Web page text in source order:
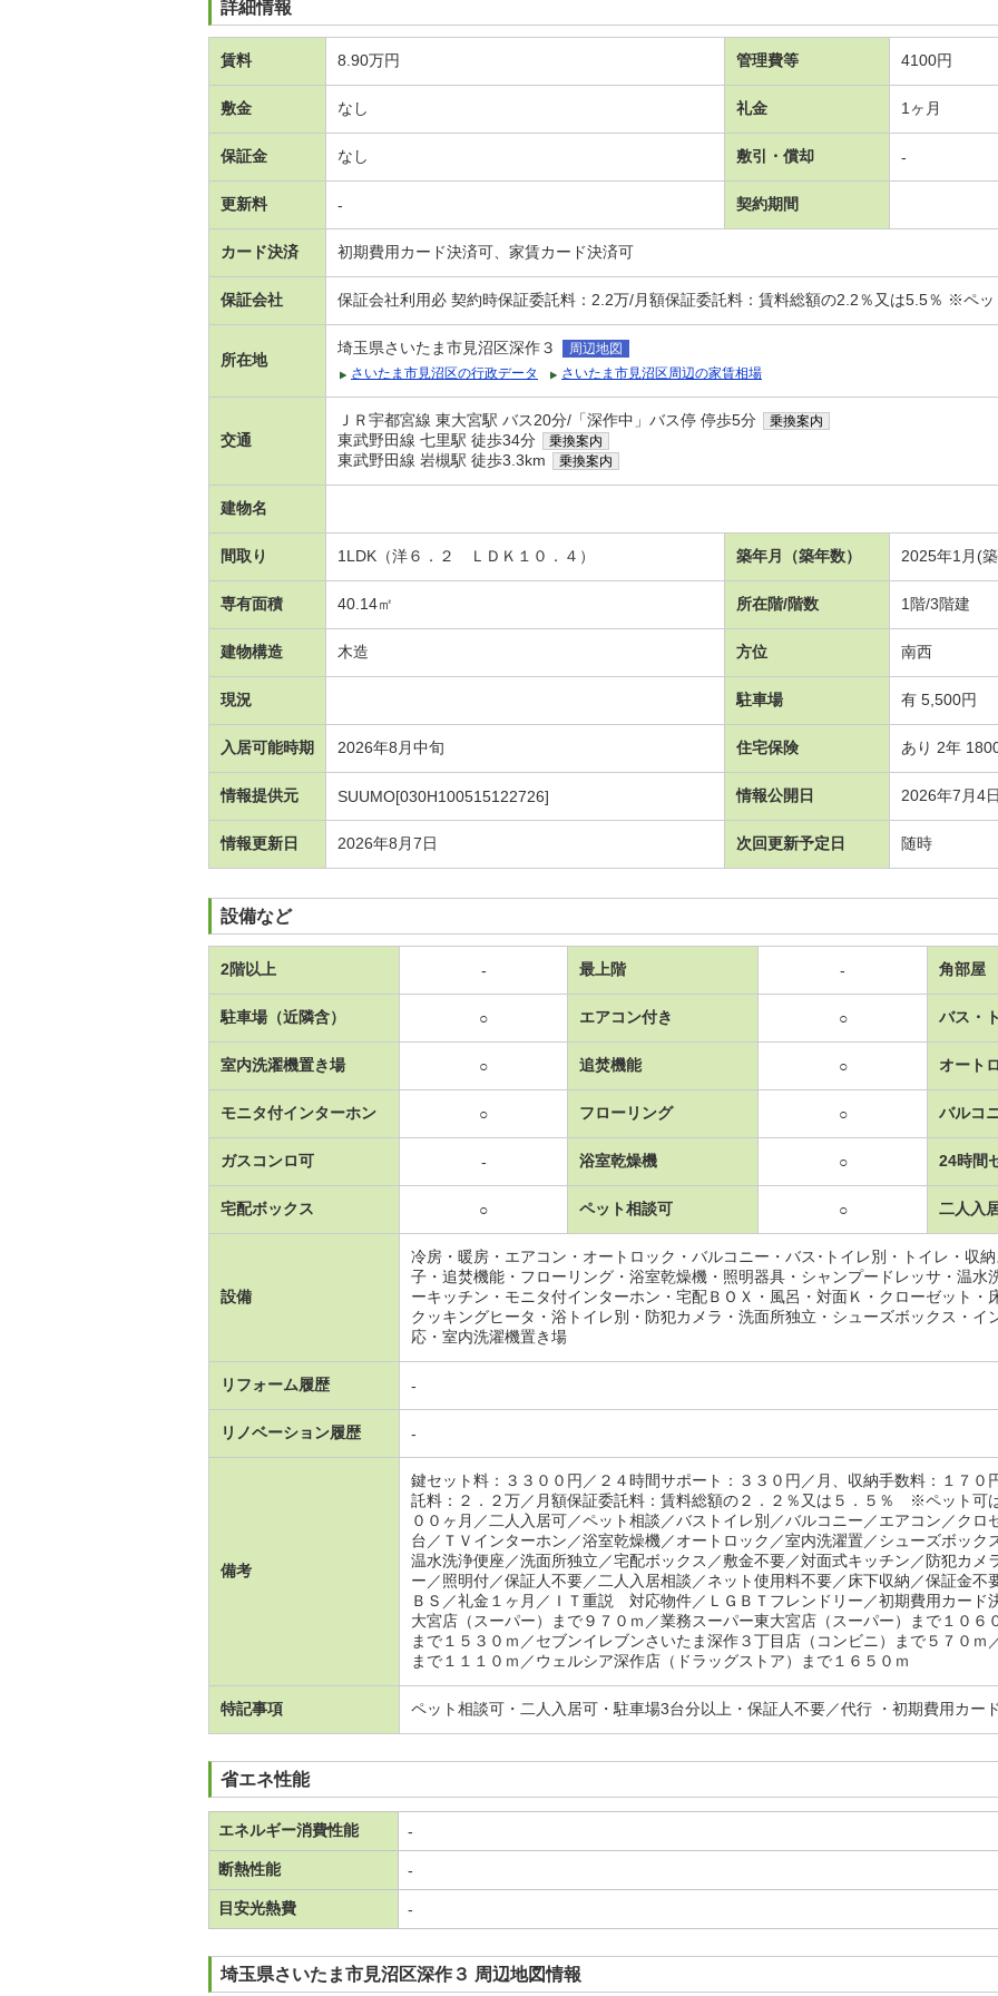
詳細情報
賃料 8.90万円 管理費等 4100円
敷金 なし 礼金 1ヶ月
保証金 なし 敷引・償却 -
更新料 - 契約期間
カード決済 初期費用カード決済可、家賃カード決済可
保証会社 保証会社利用必 契約時保証委託料：2.2万/月額保証委託料：賃料総額の2.2％又は5.5％ ※ペ
所在地
埼玉県さいたま市見沼区深作３
周辺地図
さいたま市見沼区の行政データ
さいたま市見沼区周辺の家賃相場
交通
ＪＲ宇都宮線 東大宮駅 バス20分/「深作中」バス停 停歩5分 乗換案内
東武野田線 七里駅 徒歩34分 乗換案内
東武野田線 岩槻駅 徒歩3.3km 乗換案内
建物名
間取り 1LDK（洋６．２ ＬＤＫ１０．４） 築年月（築年数） 2025年1月(
専有面積 40.14㎡ 所在階/階数 1階/3階建
建物構造 木造 方位 南西
現況 駐車場 有 5,500円
入居可能時期 2026年8月中旬 住宅保険 あり 2年
情報提供元 SUUMO[030H100515122726] 情報公開日 2026年7月4日
情報更新日 2026年8月7日 次回更新予定日 随時
設備など
2階以上 - 最上階 - 角部屋
駐車場（近隣含） ○ エアコン付き ○ バス・
室内洗濯機置き場 ○ 追焚機能 ○ オート
モニタ付インターホン ○ フローリング ○ バルコ
ガスコンロ可 - 浴室乾燥機 ○ 24時間
宅配ボックス ○ ペット相談可 ○ 二人入
設備
冷房・暖房・エアコン・オートロック・バルコニー・バス･トイレ別・トイレ・収
子・追焚機能・フローリング・浴室乾燥機・照明器具・シャンプードレッサ・温水
ーキッチン・モニタ付インターホン・宅配ＢＯＸ・風呂・対面Ｋ・クローゼット・
クッキングヒータ・浴トイレ別・防犯カメラ・洗面所独立・シューズボックス・イ
応・室内洗濯機置き場
リフォーム履歴 -
リノベーション履歴 -
備考
鍵セット料：３３００円／２４時間サポート：３３０円／月、収納手数料：１７０
託料：２．２万／月額保証委託料：賃料総額の２．２％又は５．５％ ※ペット可
００ヶ月／二人入居可／ペット相談／バストイレ別／バルコニー／エアコン／ク
台／ＴＶインターホン／浴室乾燥機／オートロック／室内洗濯置／シューズボック
温水洗浄便座／洗面所独立／宅配ボックス／敷金不要／対面式キッチン／防犯カメ
ー／照明付／保証人不要／二人入居相談／ネット使用料不要／床下収納／保証金不
ＢＳ／礼金１ヶ月／ＩＴ重説 対応物件／ＬＧＢＴフレンドリー／初期費用カード
大宮店（スーパー）まで９７０ｍ／業務スーパー東大宮店（スーパー）まで１０６
まで１５３０ｍ／セブンイレブンさいたま深作３丁目店（コンビニ）まで５７０ｍ
まで１１１０ｍ／ウェルシア深作店（ドラッグストア）まで１６５０ｍ
特記事項 ペット相談可・二人入居可・駐車場3台分以上・保証人不要／代行 ・初期費用カー
省エネ性能
エネルギー消費性能 -
断熱性能 -
目安光熱費 -
埼玉県さいたま市見沼区深作３ 周辺地図情報